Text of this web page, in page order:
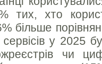
тих, хто
більше
у 2025
чи